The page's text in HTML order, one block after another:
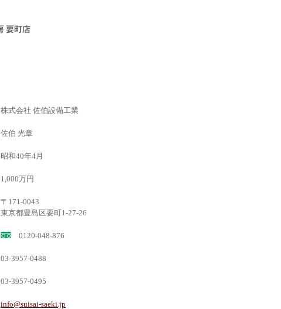
株式会社 佐伯設備工業
佐伯 光章
昭和40年4月
1,000万円
〒171-0043
東京都豊島区要町1-27-26
0120-048-876
03-3957-0488
03-3957-0495
info@suisai-saeki.jp